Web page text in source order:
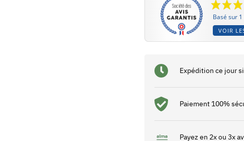
Basé sur 1
VOIR
Expédition ce jour
Paiement 100%
Payez en 2x ou 3x